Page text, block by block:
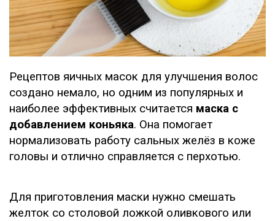
Рецептов яичных масок для улучшения волос
создано немало, но одним из популярных и
наиболее эффективных считается маска с
добавлением коньяка. Она помогает
нормализовать работу сальных желёз в коже
головы и отлично справляется с перхотью.
Для приготовления маски нужно смешать
желток со столовой ложкой оливкового или